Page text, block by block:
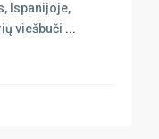
Ispanijoje,
viešbuči ...